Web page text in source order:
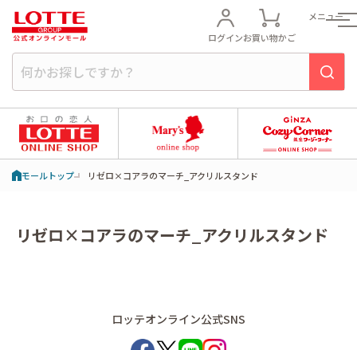
ログインお買い物かご
メニュー
モールトップ リゼロ×コアラのマーチ_アクリルスタンド
リゼロ×コアラのマーチ_アクリルスタンド
ロッテオンライン公式SNS